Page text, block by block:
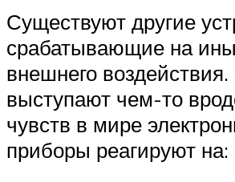
Существуют другие
срабатывающие на
внешнего
выступают чем-то
чувств в мире
приборы реагируют на: